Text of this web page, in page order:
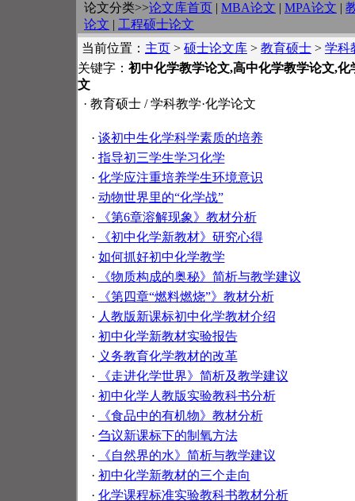
论文分类>>论文库首页 | MBA论文 | MPA论文 |
论文 | 工程硕士论文
当前位置： 主页 > 硕士论文库 > 教育硕士 > 学科
关键字： 初中化学教学论文,高中化学教学论文,
文
· 教育硕士 / 学科教学·化学论文
· 谈初中生化学科学素质的培养
· 指导初三学生学习化学
· 化学应注重培养学生环境意识
· 动物世界里的“化学战”
·
《第6章溶解现象》教材分析
·
《初中化学新教材》研究心得
· 如何抓好初中化学教学
·
《物质构成的奥秘》简析与教学建议
·
《第四章“燃料燃烧”》教材分析
· 人教版新课标初中化学教材介绍
· 初中化学新教材实验报告
· 义务教育化学教材的改革
·
《走进化学世界》简析及教学建议
· 初中化学人教版实验教科书分析
·
《食品中的有机物》教材分析
· 刍议新课标下的制氧方法
·
《自然界的水》简析与教学建议
· 初中化学新教材的三个走向
· 化学课程标准实验教科书教材分析